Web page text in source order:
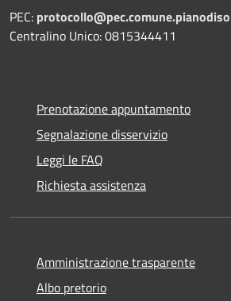
PEC:
Centralino Unico: 0815344411
Prenotazione appuntamento
Segnalazione disservizio
Leggi le FAQ
Richiesta assistenza
Amministrazione trasparente
Albo pretorio